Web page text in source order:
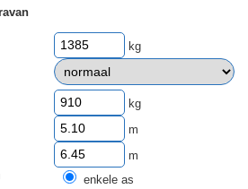
kg
kg
m
m
enkele as